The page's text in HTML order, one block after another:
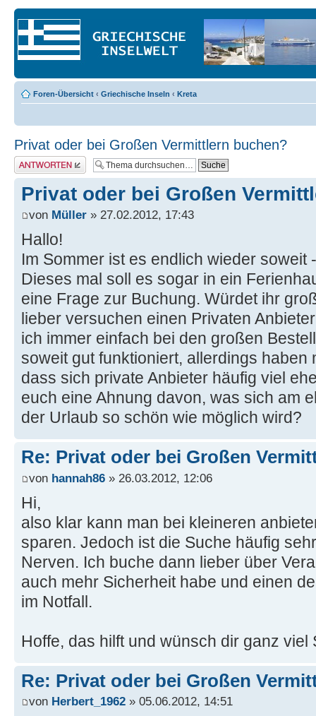
Foren-Übersicht ‹ Griechische Inseln ‹ Kreta
Privat oder bei Großen Vermittlern buchen?
Antwort erstellen
Privat oder bei Großen
von Müller » 27.02.2012, 17:43
Hallo!
Im Sommer ist es endlich wieder soweit
Dieses mal soll es sogar in ein
eine Frage zur Buchung. Würdet ihr
lieber versuchen einen Privaten
ich immer einfach bei den großen
soweit gut funktioniert, allerdings haben
dass sich private Anbieter häufig viel
euch eine Ahnung davon, was sich am
der Urlaub so schön wie möglich wird?
Re: Privat oder bei Großen
von hannah86 » 26.03.2012, 12:06
Hi,
also klar kann man bei kleineren
sparen. Jedoch ist die Suche häufig
Nerven. Ich buche dann lieber über
auch mehr Sicherheit habe und einen
im Notfall.
Hoffe, das hilft und wünsch dir ganz
Re: Privat oder bei Großen
von Herbert_1962 » 05.06.2012, 14:51